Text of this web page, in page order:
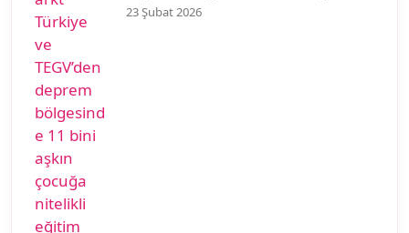
çocuğa nitelikli eğitim desteği
23 Şubat 2026